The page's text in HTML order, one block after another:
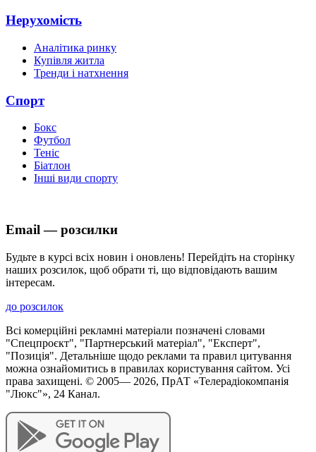
Нерухомість
Аналітика ринку
Купівля житла
Тренди і натхнення
Спорт
Бокс
Футбол
Теніс
Біатлон
Інші види спорту
Email — розсилки
Будьте в курсі всіх новин і оновлень! Перейдіть на сторінку
наших розсилок, щоб обрати ті, що відповідають вашим
інтересам.
до розсилок
Всі комерційні рекламні матеріали позначені словами
"Спецпроєкт", "Партнерський матеріал", "Експерт",
"Позиція". Детальніше щодо реклами та правил цитування
можна ознайомитись в правилах користування сайтом. Усі
права захищені. © 2005— 2026, ПрАТ «Телерадіокомпанія
"Люкс"», 24 Канал.